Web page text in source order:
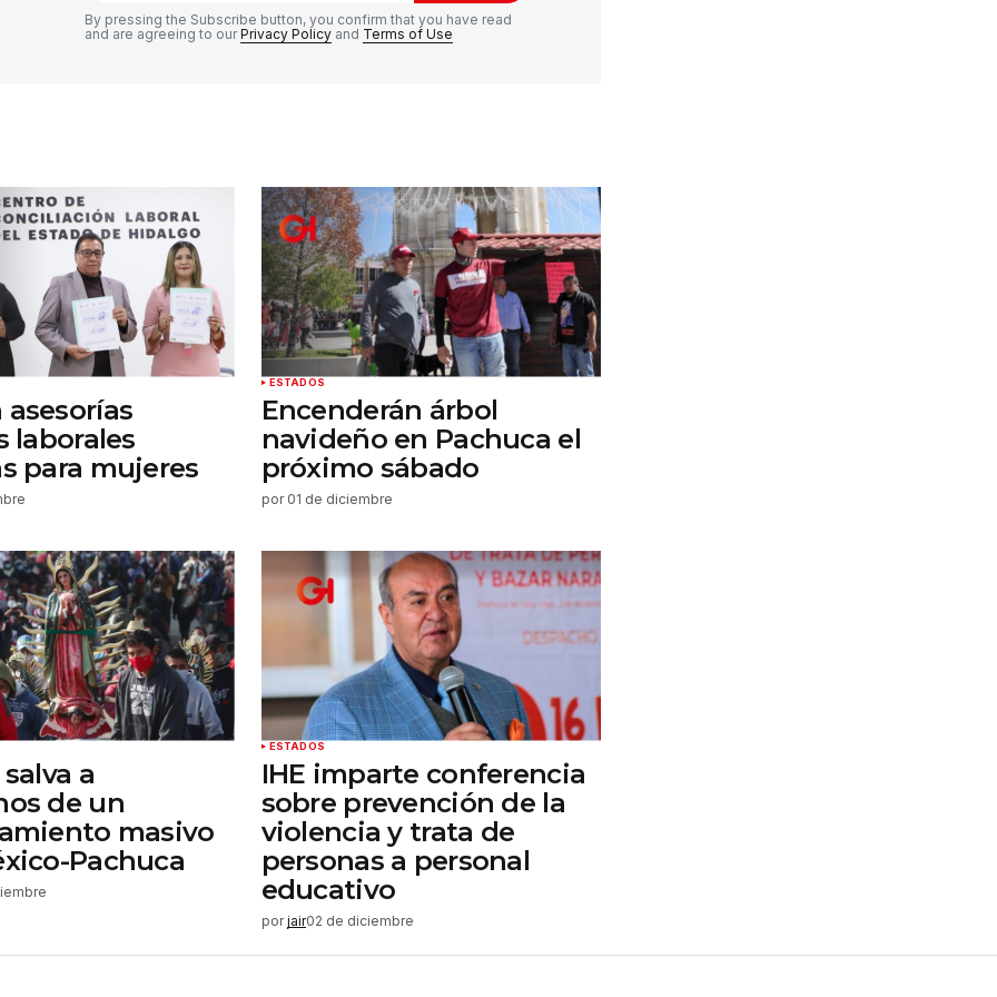
la
By pressing the Subscribe button, you confirm that you have read
and are agreeing to ourPrivacy Policy and Terms of Use
laborales
para mujeres
ESTADOS
Encenderán árbol
navideño en Pachuca el
próximo sábado
por 01 de diciembre
a
de un
masivo
Pachuca
ESTADOS
IHE imparte conferencia
sobre prevención de la
violencia y trata de
personas a personal
educativo
por jair02 de diciembre